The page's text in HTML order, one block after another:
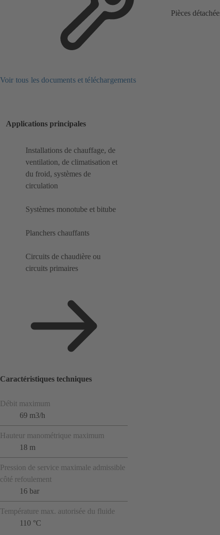
Pièces
Voir tous les documents et téléchargements
Applications principales
Installations de chauffage, de
ventilation, de climatisation et
du froid, systèmes de
circulation
Systèmes monotube et bitube
Planchers chauffants
Circuits de chaudière ou
circuits primaires
Caractéristiques techniques
Débit maximum
69 m3/h
Hauteur manométrique maximum
18 m
Pression de service maximale admissible
côté refoulement
16 bar
Température max. autorisée du fluide
110 °C